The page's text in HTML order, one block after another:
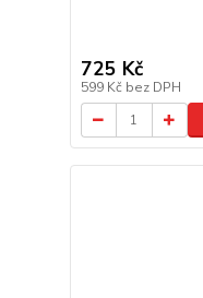
725 Kč
599 Kč bez DPH